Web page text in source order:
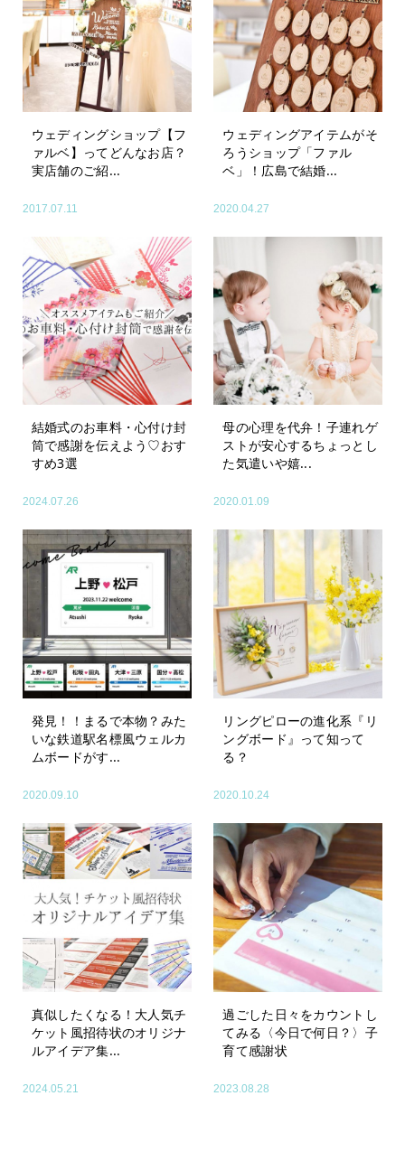
ウェディングショップ【フ
ァルベ】ってどんなお店？
実店舗のご紹...
2017.07.11
ウェディングアイテムがそ
ろうショップ「ファル
ベ」！広島で結婚...
2020.04.27
結婚式のお車料・心付け封
筒で感謝を伝えよう♡おす
すめ3選
2024.07.26
母の心理を代弁！子連れゲ
ストが安心するちょっとし
た気遣いや嬉...
2020.01.09
発見！！まるで本物？みた
いな鉄道駅名標風ウェルカ
ムボードがす...
2020.09.10
リングピローの進化系『リ
ングボード』って知って
る？
2020.10.24
真似したくなる！大人気チ
ケット風招待状のオリジナ
ルアイデア集...
2024.05.21
過ごした日々をカウントし
てみる〈今日で何日？〉子
育て感謝状
2023.08.28